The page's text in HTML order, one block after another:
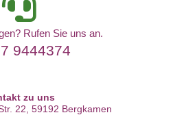
Rufen Sie uns an.
9444374
zu uns
22, 59192 Bergkamen